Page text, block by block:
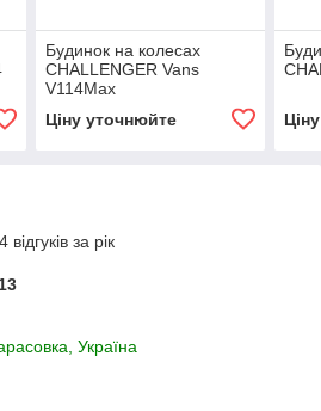
Будинок на колесах
CHALLENGER Vans
V114Max
Ціну уточнюйте
за рік
Україна